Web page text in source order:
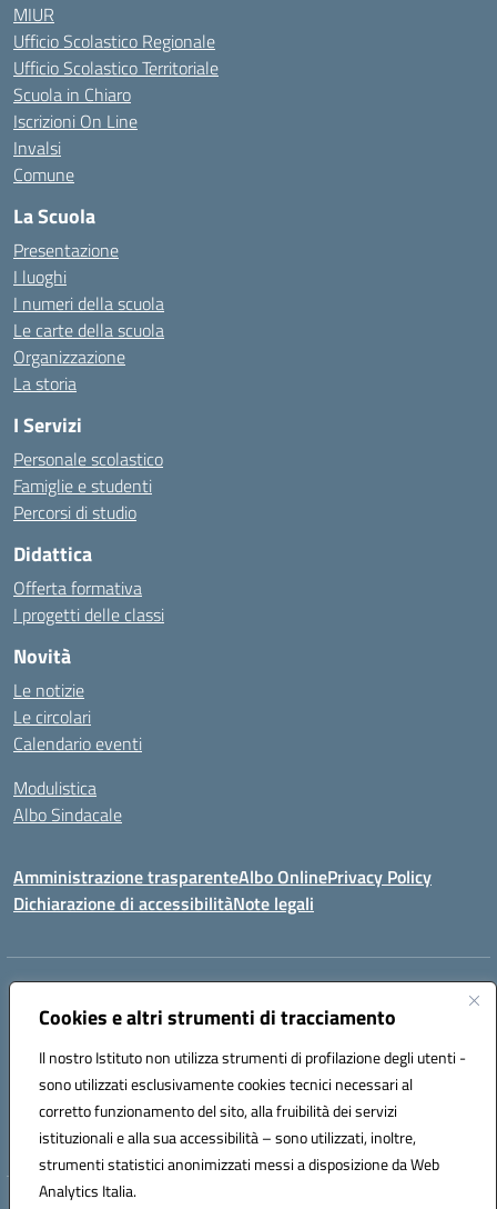
Cookies e altri strumenti di tracciamento
Il nostro Istituto non utilizza strumenti di profilazione degli utenti -
sono utilizzati esclusivamente cookies tecnici necessari al
corretto funzionamento del sito, alla fruibilità dei servizi
istituzionali e alla sua accessibilità – sono utilizzati, inoltre,
strumenti statistici anonimizzati messi a disposizione da Web
Analytics Italia.
MIUR
Ufficio Scolastico Regionale
Ufficio Scolastico Territoriale
Scuola in Chiaro
Iscrizioni On Line
Invalsi
Comune
La Scuola
Presentazione
I luoghi
I numeri della scuola
Le carte della scuola
Organizzazione
La storia
I Servizi
Personale scolastico
Famiglie e studenti
Percorsi di studio
Didattica
Offerta formativa
I progetti delle classi
Novità
Le notizie
Le circolari
Calendario eventi
Modulistica
Albo Sindacale
Amministrazione trasparenteAlbo OnlinePrivacy Policy
Dichiarazione di accessibilitàNote legali
Indirizzo:
Centralino:0994722507 Email:TAIC873006@istruzione.it
Codice fiscale: 90279480736
Codice meccanografico:
TAIC873006
Codice unico di fatturazione (CUF): 488XBQ